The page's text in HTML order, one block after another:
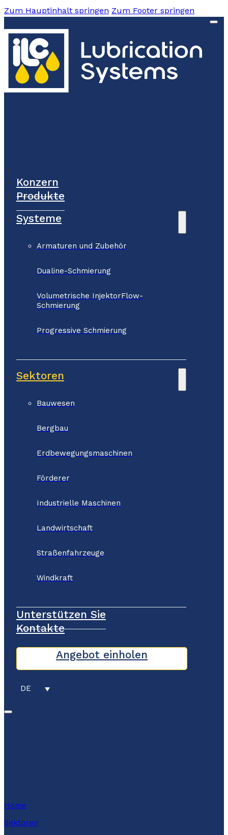
Zum Hauptinhalt springen Zum Footer springen
Konzern
Produkte
Systeme
Armaturen und Zubehör
Dualine-Schmierung
Volumetrische InjektorFlow-
Schmierung
Progressive Schmierung
Sektoren
Bauwesen
Bergbau
Erdbewegungsmaschinen
Förderer
Industrielle Maschinen
Landwirtschaft
Straßenfahrzeuge
Windkraft
Unterstützen Sie
Kontakte
Angebot einholen
DE
Home
Sektoren